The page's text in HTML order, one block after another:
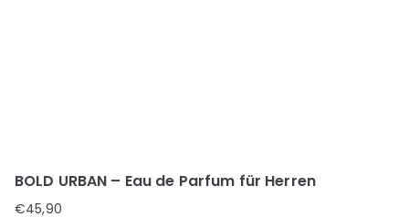
BOLD URBAN – Eau de Parfum für Herren
€45,90